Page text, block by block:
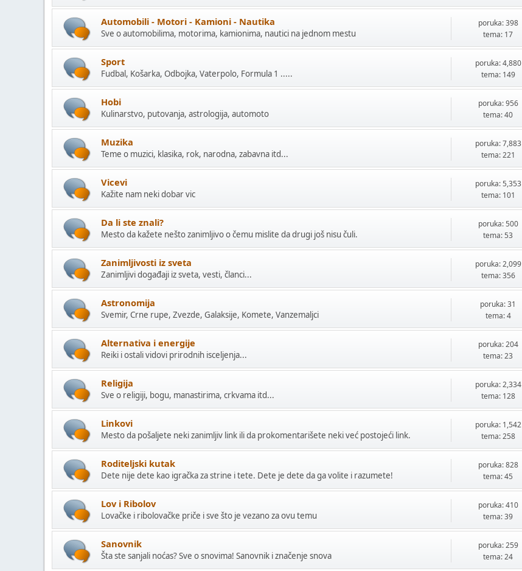
Automobili - Motori - Kamioni - Nautika
Sve o automobilima, motorima, kamionima, nautici na jednom mestu
poruka: 398
tema: 17
Sport
Fudbal, Košarka, Odbojka, Vaterpolo, Formula 1 .....
poruka: 4,880
tema: 149
Hobi
Kulinarstvo, putovanja, astrologija, automoto
poruka: 956
tema: 40
Muzika
Teme o muzici, klasika, rok, narodna, zabavna itd...
poruka: 7,883
tema: 221
Vicevi
Kažite nam neki dobar vic
poruka: 5,353
tema: 101
Da li ste znali?
Mesto da kažete nešto zanimljivo o čemu mislite da drugi još nisu čuli.
poruka: 500
tema: 53
Zanimljivosti iz sveta
Zanimljivi događaji iz sveta, vesti, članci...
poruka: 2,099
tema: 356
Astronomija
Svemir, Crne rupe, Zvezde, Galaksije, Komete, Vanzemaljci
poruka: 31
tema: 4
Alternativa i energije
Reiki i ostali vidovi prirodnih isceljenja...
poruka: 204
tema: 23
Religija
Sve o religiji, bogu, manastirima, crkvama itd...
poruka: 2,334
tema: 128
Linkovi
Mesto da pošaljete neki zanimljiv link ili da prokomentarišete neki već postojeći link.
poruka: 1,542
tema: 258
Roditeljski kutak
Dete nije dete kao igračka za strine i tete. Dete je dete da ga volite i razumete!
poruka: 828
tema: 45
Lov i Ribolov
Lovačke i ribolovačke priče i sve što je vezano za ovu temu
poruka: 410
tema: 39
Sanovnik
Šta ste sanjali noćas? Sve o snovima! Sanovnik i značenje snova
poruka: 259
tema: 24